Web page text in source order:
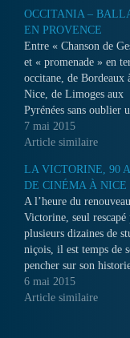
OCCITANIA –
EN PROVENCE
Entre « Chanson de
et « promenade » en
occitane, de Bordeaux
Nice, de Limoges aux
Pyrénées sans oublier
partie de Catalogne
espagnole, le Val
officielle, tout comme
Piémont italien où 12
parlent aussi l’occitan,
langue millénaire…
7 mai 2015
Article similaire
LA VICTORINE, 90
DE CINÉMA À NICE
A l’heure du
Victorine, seul rescapé
plusieurs dizaines de
niçois, il est temps de
pencher sur son
riche en événements et
bouleversements. Sous
6 mai 2015
Article similaire